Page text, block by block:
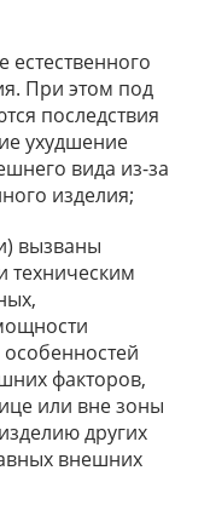
естественного
При этом под
последствия
ухудшение
вида из-за
изделия;
вызваны
техническим
факторов,
или вне зоны
других
внешних